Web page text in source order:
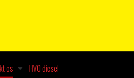
os HVO diesel